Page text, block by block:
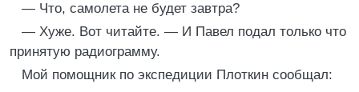
— Что, самолета не будет завтра?
— Хуже. Вот читайте. — И Павел подал только что
принятую радиограмму.
Мой помощник по экспедиции Плоткин сообщал: